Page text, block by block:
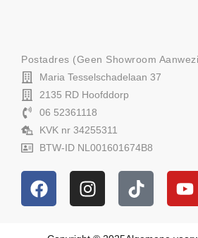
Postadres (geen Showroom
Maria Tesselschadelaan 37
2135 RD Hoofddorp
06 52361118
KVK nr 34255311
BTW-ID NL001601674B8